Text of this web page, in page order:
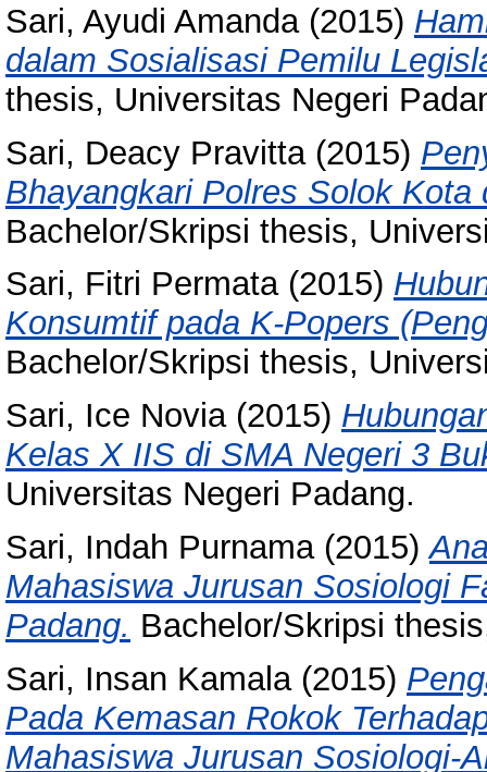
Sari, Ayudi Amanda(2015)
dalam Sosialisasi Pemilu
thesis, Universitas Negeri
Sari, Deacy Pravitta(2015)
Bhayangkari Polres Solok
Bachelor/Skripsi thesis,
Sari, Fitri Permata(2015)
Konsumtif pada K-Popers
Bachelor/Skripsi thesis,
Sari, Ice Novia(2015)
Kelas X IIS di SMA Negeri 3
Universitas Negeri Padang.
Sari, Indah Purnama(2015)
Mahasiswa Jurusan Sosiologi
Padang. Bachelor/Skripsi
Sari, Insan Kamala(2015)
Pada Kemasan Rokok
Mahasiswa Jurusan Sosiologi-